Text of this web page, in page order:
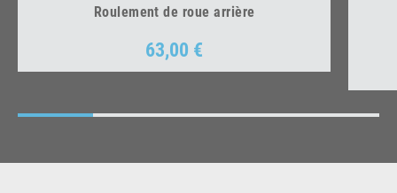
Roulement de roue arrière
Prix
63,00 €